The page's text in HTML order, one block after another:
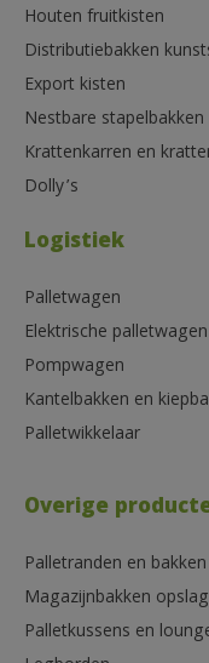
Houten fruitkisten
Distributiebakken
Export kisten
Nestbare
Krattenkarren en
Dolly’s
Logistiek
Palletwagen
Elektrische palletwagen
Pompwagen
Kantelbakken en
Palletwikkelaar
Overige
Palletranden en bakken
Magazijnbakken
Palletkussens en